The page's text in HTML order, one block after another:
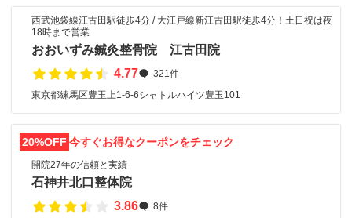
西武池袋線江古田駅徒歩4分 / 大江戸線新江古田駅徒歩4分！土日祝は夜
18時まで営業
おおいずみ鍼灸整骨院 江古田院
4.77
321件
東京都練馬区豊玉上1-6-6シャトルハイツ豊玉101
20%OFF 今すぐお得なクーポンをチェック
開院27年の信頼と実績
石神井北口整体院
3.86
8件